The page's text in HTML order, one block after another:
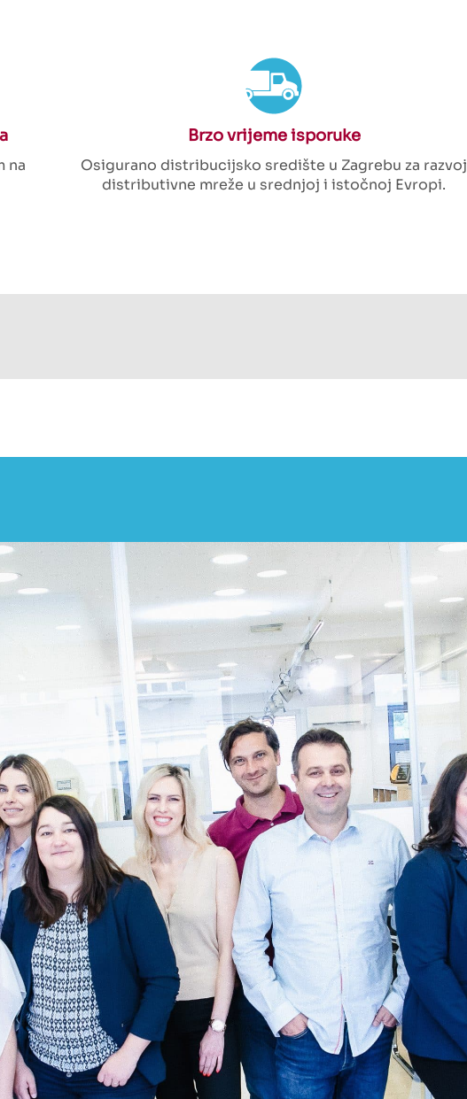
na
Brzo vrijeme isporuke
Osigurano distribucijsko središte u Zagrebu za razvoj
distributivne mreže u srednjoj i istočnoj Evropi.